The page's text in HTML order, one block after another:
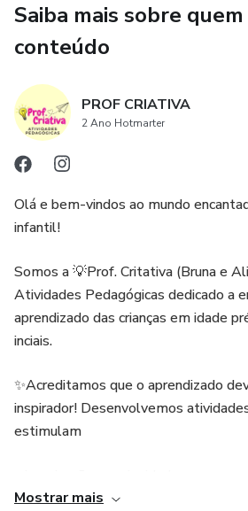
Saiba mais sobre
conteúdo
PROF CRIATIVA
2 Ano Hotmarter
Olá e bem-vindos ao mundo
infantil!
Somos a 💡Prof. Critativa (Bruna e
Atividades Pedagógicas dedicado a
aprendizado das crianças em idade
inciais.
✨Acreditamos que o aprendizado
inspirador! Desenvolvemos
estimulam
Mostrar mais